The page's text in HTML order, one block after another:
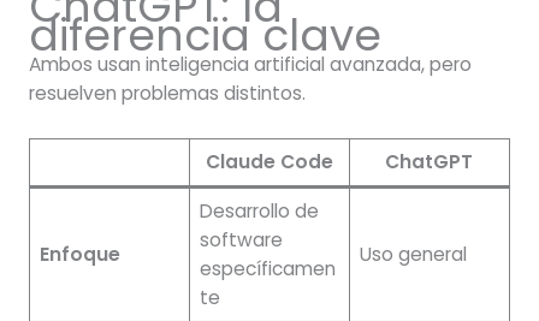
diferencia clave
Ambos usan inteligencia artificial avanzada, pero
resuelven problemas distintos.
Claude Code ChatGPT
Enfoque
Desarrollo de
software
específicamen
te
Uso general